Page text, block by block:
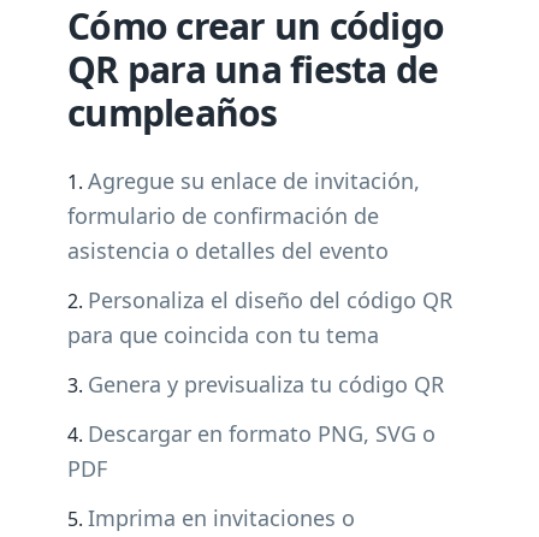
Cómo crear un código
QR para una fiesta de
cumpleaños
Agregue su enlace de invitación,
formulario de confirmación de
asistencia o detalles del evento
Personaliza el diseño del código QR
para que coincida con tu tema
Genera y previsualiza tu código QR
Descargar en formato PNG, SVG o
PDF
Imprima en invitaciones o